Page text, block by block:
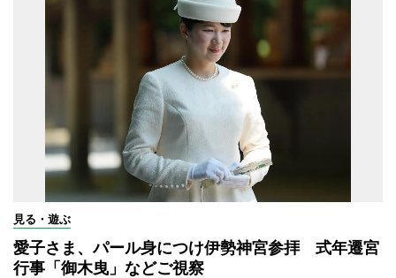
見る・遊ぶ
愛子さま、パール身につけ伊勢神宮参拝 式年遷宮
行事「御木曳」などご視察